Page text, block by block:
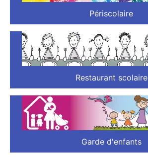
Périscolaire
Restaurant scolaire
Garde d'enfants